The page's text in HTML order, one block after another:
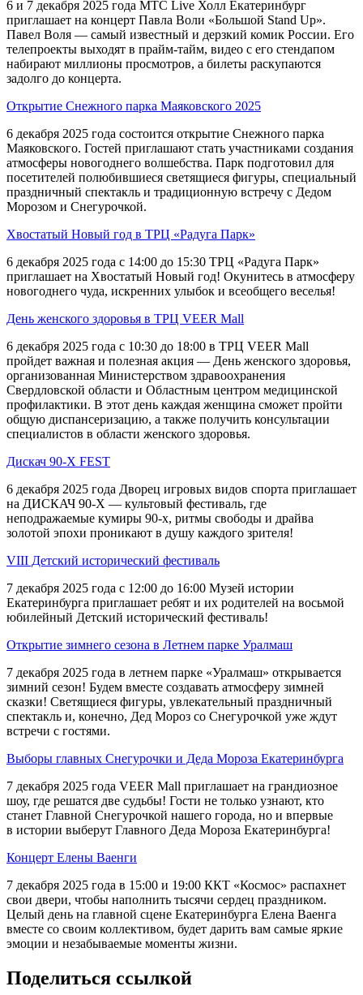
6 и 7 декабря 2025 года МТС Live Холл Екатеринбург
приглашает на концерт Павла Воли «Большой Stand Up».
Павел Воля — самый известный и дерзкий комик России. Его
телепроекты выходят в прайм-тайм, видео с его стендапом
набирают миллионы просмотров, а билеты раскупаются
задолго до концерта.
Открытие Снежного парка Маяковского 2025
6 декабря 2025 года состоится открытие Снежного парка
Маяковского. Гостей приглашают стать участниками создания
атмосферы новогоднего волшебства. Парк подготовил для
посетителей полюбившиеся светящиеся фигуры, специальный
праздничный спектакль и традиционную встречу с Дедом
Морозом и Снегурочкой.
Хвостатый Новый год в ТРЦ «Радуга Парк»
6 декабря 2025 года с 14:00 до 15:30 ТРЦ «Радуга Парк»
приглашает на Хвостатый Новый год! Окунитесь в атмосферу
новогоднего чуда, искренних улыбок и всеобщего веселья!
День женского здоровья в ТРЦ VEER Mall
6 декабря 2025 года с 10:30 до 18:00 в ТРЦ VEER Mall
пройдет важная и полезная акция — День женского здоровья,
организованная Министерством здравоохранения
Свердловской области и Областным центром медицинской
профилактики. В этот день каждая женщина сможет пройти
общую диспансеризацию, а также получить консультации
специалистов в области женского здоровья.
Дискач 90-Х FEST
6 декабря 2025 года Дворец игровых видов спорта приглашает
на ДИСКАЧ 90-Х — культовый фестиваль, где
неподражаемые кумиры 90-х, ритмы свободы и драйва
золотой эпохи проникают в душу каждого зрителя!
VIII Детский исторический фестиваль
7 декабря 2025 года с 12:00 до 16:00 Музей истории
Екатеринбурга приглашает ребят и их родителей на восьмой
юбилейный Детский исторический фестиваль!
Открытие зимнего сезона в Летнем парке Уралмаш
7 декабря 2025 года в летнем парке «Уралмаш» открывается
зимний сезон! Будем вместе создавать атмосферу зимней
сказки! Светящиеся фигуры, увлекательный праздничный
спектакль и, конечно, Дед Мороз со Снегурочкой уже ждут
встречи с гостями.
Выборы главных Снегурочки и Деда Мороза Екатеринбурга
7 декабря 2025 года VEER Mall приглашает на грандиозное
шоу, где решатся две судьбы! Гости не только узнают, кто
станет Главной Снегурочкой нашего города, но и впервые
в истории выберут Главного Деда Мороза Екатеринбурга!
Концерт Елены Ваенги
7 декабря 2025 года в 15:00 и 19:00 ККТ «Космос» распахнет
свои двери, чтобы наполнить тысячи сердец праздником.
Целый день на главной сцене Екатеринбурга Елена Ваенга
вместе со своим коллективом, будет дарить вам самые яркие
эмоции и незабываемые моменты жизни.
Поделиться ссылкой